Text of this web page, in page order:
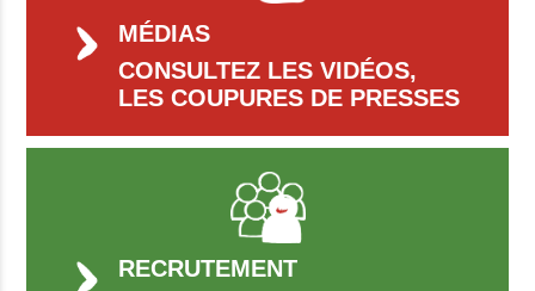
MÉDIAS
CONSULTEZ LES VIDÉOS,
LES COUPURES DE PRESSES
RECRUTEMENT